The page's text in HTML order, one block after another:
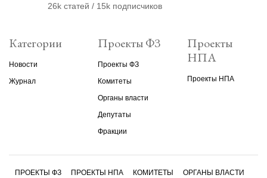
26k статей / 15k подписчиков
Категории
Новости
Журнал
Проекты ФЗ
Проекты ФЗ
Комитеты
Органы власти
Депутаты
Фракции
Проекты
НПА
Проекты НПА
ПРОЕКТЫ ФЗ ПРОЕКТЫ НПА КОМИТЕТЫ
ОРГАНЫ ВЛАСТИ